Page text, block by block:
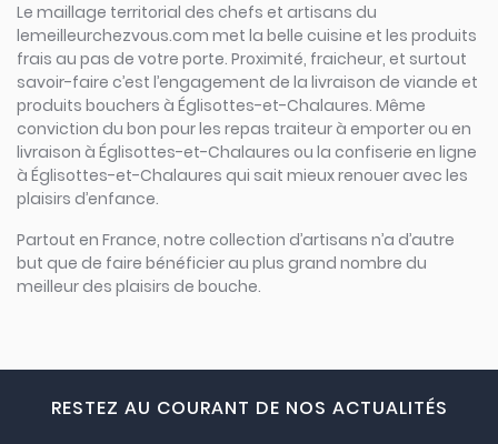
Le maillage territorial des chefs et artisans du
lemeilleurchezvous.com met la belle cuisine et les produits
frais au pas de votre porte. Proximité, fraicheur, et surtout
savoir-faire c’est l’engagement de la livraison de viande et
produits bouchers à Églisottes-et-Chalaures. Même
conviction du bon pour les repas traiteur à emporter ou en
livraison à Églisottes-et-Chalaures ou la confiserie en ligne
à Églisottes-et-Chalaures qui sait mieux renouer avec les
plaisirs d’enfance.
Partout en France, notre collection d’artisans n’a d’autre
but que de faire bénéficier au plus grand nombre du
meilleur des plaisirs de bouche.
RESTEZ AU COURANT DE NOS ACTUALITÉS